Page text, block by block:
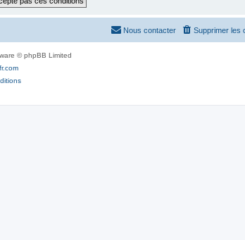
Supprimer les
Nous contacter
© phpBB Limited